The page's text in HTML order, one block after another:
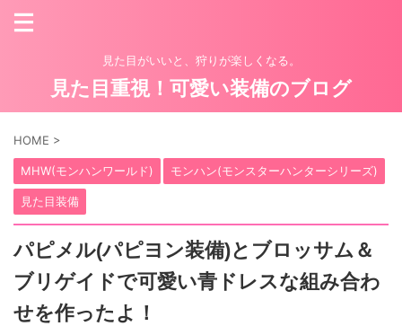
見た目がいいと、狩りが楽しくなる。
見た目重視！可愛い装備のブログ
HOME >
MHW(モンハンワールド) モンハン(モンスターハンターシリーズ)
見た目装備
パピメル(パピヨン装備)とブロッサム＆
ブリゲイドで可愛い青ドレスな組み合わ
せを作ったよ！